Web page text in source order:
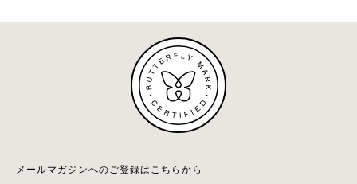
メールマガジンへのご登録はこちらから